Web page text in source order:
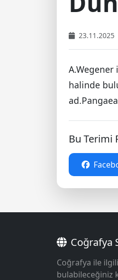
23.11.2025
A.Wegener
halinde
Bu Terimi
Coğrafya
Coğrafya ile
bulabileceğiniz